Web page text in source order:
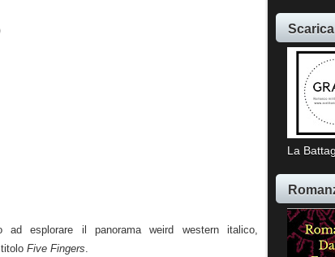
esplorare il panorama weird western italico,
Five Fingers
La